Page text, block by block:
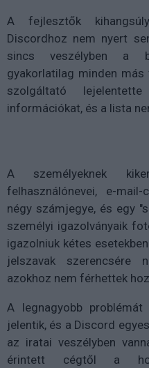
A fejlesztők
Discordhoz nem nyert
sincs veszélyben a
gyakorlatilag minden
szolgáltató
információkat, és a lista
A személyeknek
felhasználónevei, e-
négy számjegye, és egy
személyi igazolványaik
igazolniuk kétes
jelszavak szerencsére
azokhoz nem férhettek
A legnagyobb
jelentik, és a Discord
az iratai veszélyben
érintett cégtől a